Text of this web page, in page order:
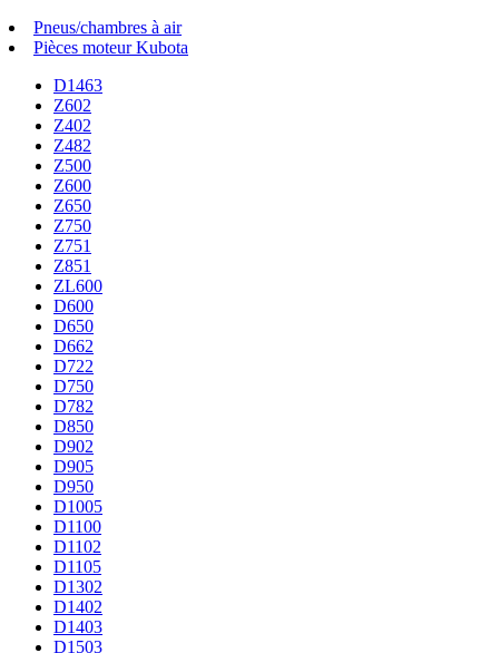
Pneus/chambres à air
Pièces moteur Kubota
D1463
Z602
Z402
Z482
Z500
Z600
Z650
Z750
Z751
Z851
ZL600
D600
D650
D662
D722
D750
D782
D850
D902
D905
D950
D1005
D1100
D1102
D1105
D1302
D1402
D1403
D1503